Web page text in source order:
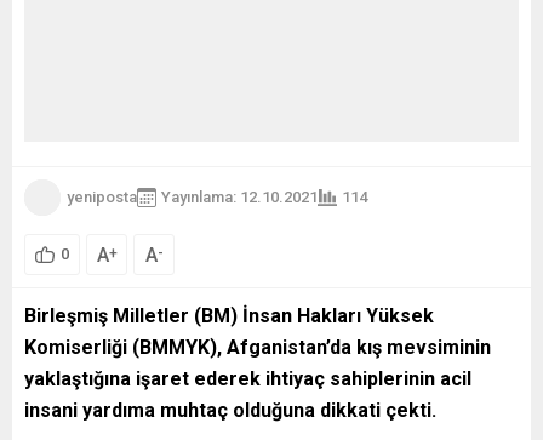
yeniposta Yayınlama: 12.10.2021 114
0 A+ A-
Birleşmiş Milletler (BM) İnsan Hakları Yüksek
Komiserliği (BMMYK), Afganistan’da kış mevsiminin
yaklaştığına işaret ederek ihtiyaç sahiplerinin acil
insani yardıma muhtaç olduğuna dikkati çekti.